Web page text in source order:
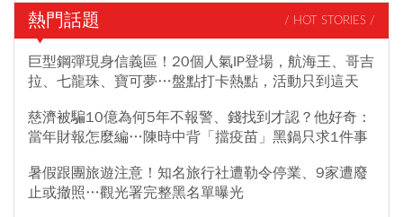
熱門話題 / HOT STORIES /
巨型鋼彈現身信義區！20個人氣IP登場，航海王、哥吉
拉、七龍珠、寶可夢…盤點打卡熱點，活動只到這天
慈濟被騙10億為何5年不報警、錢找到才認？他好奇：
當年財報怎麼編…陳時中背「擋疫苗」黑鍋只求1件事
暑假跟團旅遊注意！知名旅行社遭勒令停業、9家遭廢
止或撤照…觀光署完整黑名單曝光